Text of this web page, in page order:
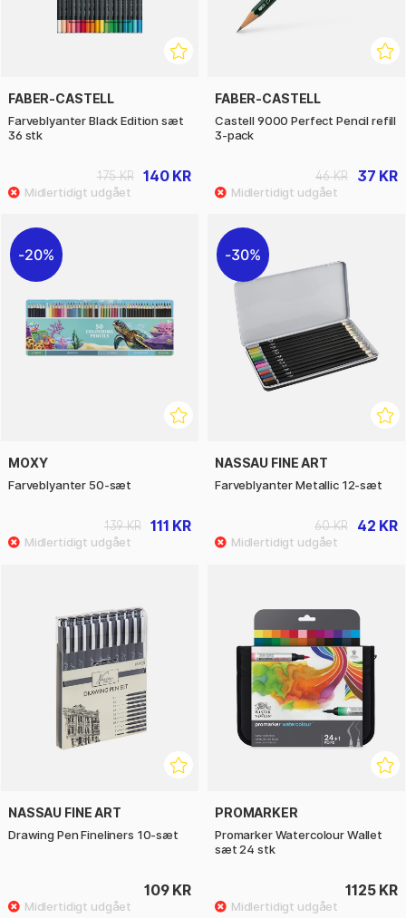
FABER-CASTELL
Farveblyanter Black Edition sæt
36 stk
140 KR
175 KR
FABER-CASTELL
Castell 9000 Perfect Pencil refill
3-pack
37 KR
46 KR
20%
MOXY
Farveblyanter 50-sæt
111 KR
139 KR
30%
NASSAU FINE ART
Farveblyanter Metallic 12-sæt
42 KR
60 KR
NASSAU FINE ART
Drawing Pen Fineliners 10-sæt
109 KR
PROMARKER
Promarker Watercolour Wallet
sæt 24 stk
1125 KR